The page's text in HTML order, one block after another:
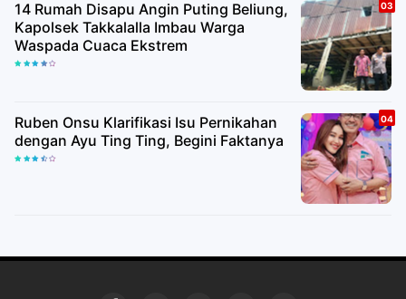
14 Rumah Disapu Angin Puting Beliung,
Kapolsek Takkalalla Imbau Warga
Waspada Cuaca Ekstrem
Ruben Onsu Klarifikasi Isu Pernikahan
dengan Ayu Ting Ting, Begini Faktanya